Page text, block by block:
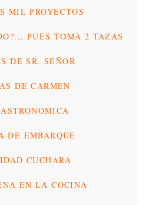
MIL PROYECTOS
PUES TOMA 2 TAZAS
DE SR. SEÑOR
DE CARMEN
DE EMBARQUE
CUCHARA
EN LA COCINA